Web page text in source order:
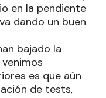
en la pendiente
dando un buen
bajado la
es que aún
de tests,